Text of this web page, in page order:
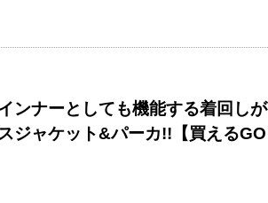
ンナーとしても機能する着回しが
ジャケット&パーカ!!【買えるGO